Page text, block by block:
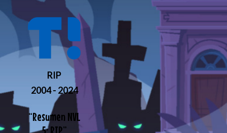
RIP
2004 - 2024
“Resumen NVL
5: RIP”